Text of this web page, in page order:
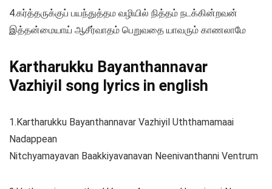
4.கர்த்தருக்குப் பயந்துத்தம வழியில் நித்தம் நடக்கின்றவன்
இத்தன்மையாய் ஆசீர்வாதம் பெறுவதை யாவரும் காணலாமே
Kartharukku Bayanthannavar
Vazhiyil song lyrics in english
1.Kartharukku Bayanthannavar Vazhiyil Uththamamaai
Nadappean
Nitchyamayavan Baakkiyavanavan Neenivanthanni Ventrum